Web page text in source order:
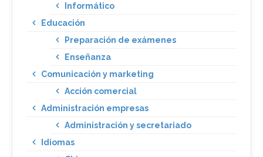
Informático
Educación
Preparación de exámenes
Enseñanza
Comunicación y marketing
Acción comercial
Administración empresas
Administración y secretariado
Idiomas